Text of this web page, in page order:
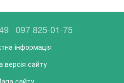
097 825-01-75
інформація
версія сайту
сайту